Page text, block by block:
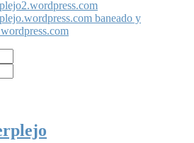
baneado y